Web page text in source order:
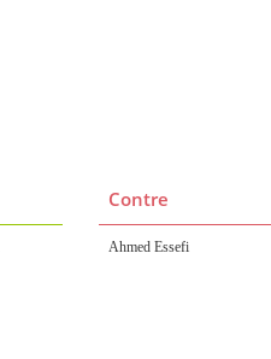
Contre
Ahmed Essefi